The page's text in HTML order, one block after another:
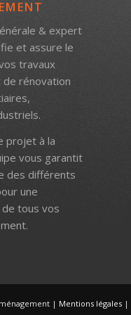
& expert
et assure le
travaux
de rénovation
projet à la
vous garantit
des différents
une
tous vos
| Mentions légales |